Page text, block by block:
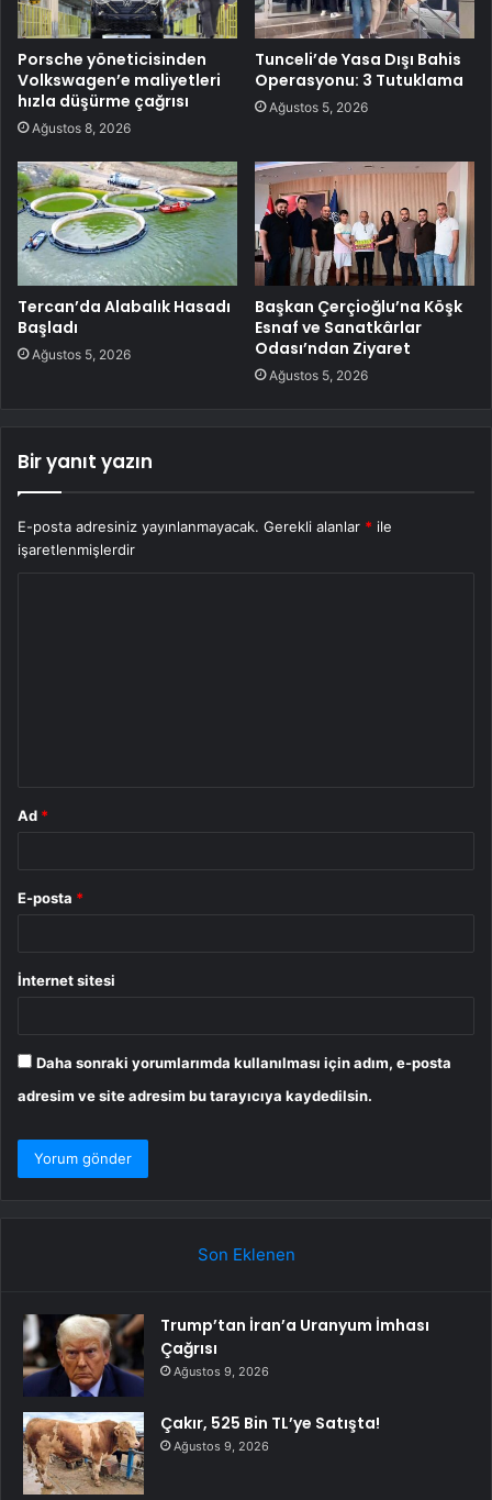
Porsche yöneticisinden
Volkswagen’e maliyetleri
hızla düşürme çağrısı
Ağustos 8, 2026
Tunceli’de Yasa Dışı Bahis
Operasyonu: 3 Tutuklama
Ağustos 5, 2026
Tercan’da Alabalık Hasadı
Başladı
Ağustos 5, 2026
Başkan Çerçioğlu’na Köşk
Esnaf ve Sanatkârlar
Odası’ndan Ziyaret
Ağustos 5, 2026
Bir yanıt yazın
E-posta adresiniz yayınlanmayacak. Gerekli alanlar * ile
işaretlenmişlerdir
Ad *
E-posta *
İnternet sitesi
Daha sonraki yorumlarımda kullanılması için adım, e-posta
adresim ve site adresim bu tarayıcıya kaydedilsin.
Son Eklenen
Trump’tan İran’a Uranyum İmhası
Çağrısı
Ağustos 9, 2026
Çakır, 525 Bin TL’ye Satışta!
Ağustos 9, 2026